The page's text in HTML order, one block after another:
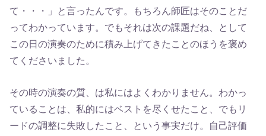
て・・・」と言ったんです。もちろん師匠はそのことだ
ってわかっています。でもそれは次の課題だね、として
この日の演奏のために積み上げてきたことのほうを褒め
てくださいました。
その時の演奏の質、は私にはよくわかりません。わかっ
ていることは、私的にはベストを尽くせたこと、でもリ
ードの調整に失敗したこと、という事実だけ。自己評価